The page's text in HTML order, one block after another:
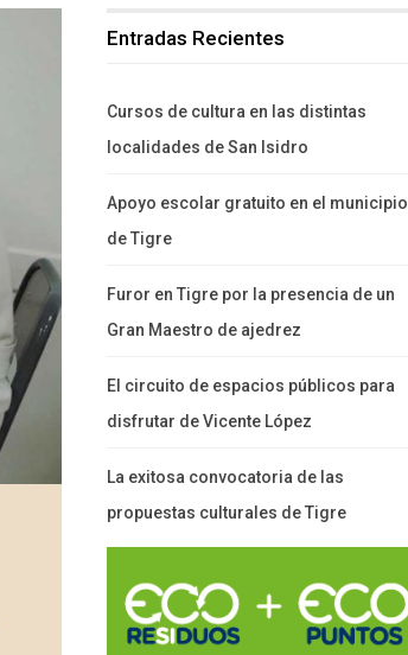
Entradas Recientes
Cursos de cultura en las distintas
localidades de San Isidro
Apoyo escolar gratuito en el municipio
de Tigre
Furor en Tigre por la presencia de un
Gran Maestro de ajedrez
El circuito de espacios públicos para
disfrutar de Vicente López
La exitosa convocatoria de las
propuestas culturales de Tigre